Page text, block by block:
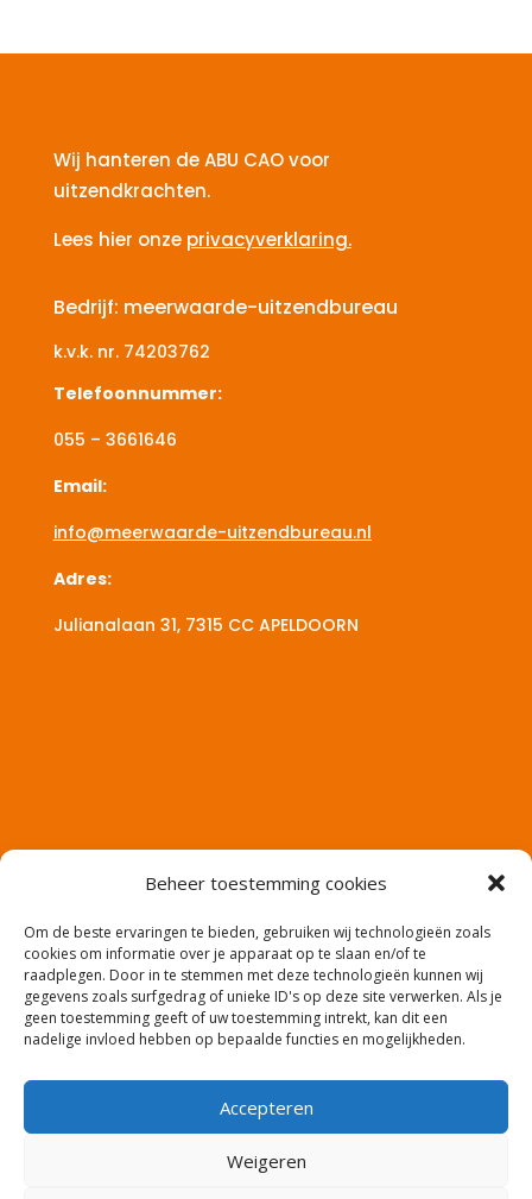
Beheer toestemming cookies
Om de beste ervaringen te bieden, gebruiken wij technologieën zoals
cookies om informatie over je apparaat op te slaan en/of te
raadplegen. Door in te stemmen met deze technologieën kunnen wij
gegevens zoals surfgedrag of unieke ID's op deze site verwerken. Als je
geen toestemming geeft of uw toestemming intrekt, kan dit een
nadelige invloed hebben op bepaalde functies en mogelijkheden.
Accepteren
Weigeren
Wij hanteren de ABU CAO voor
uitzendkrachten.
Lees hier onze privacyverklaring.
Bedrijf: meerwaarde-uitzendbureau
k.v.k. nr.74203762
Telefoonnummer:
055 – 3661646
Email:
info@meerwaarde-uitzendbureau.nl
Adres:
Julianalaan 31, 7315 CCAPELDOORN
Website en productie: Co2media.nl – Copyright:
meerwaarde-uitzendbureau